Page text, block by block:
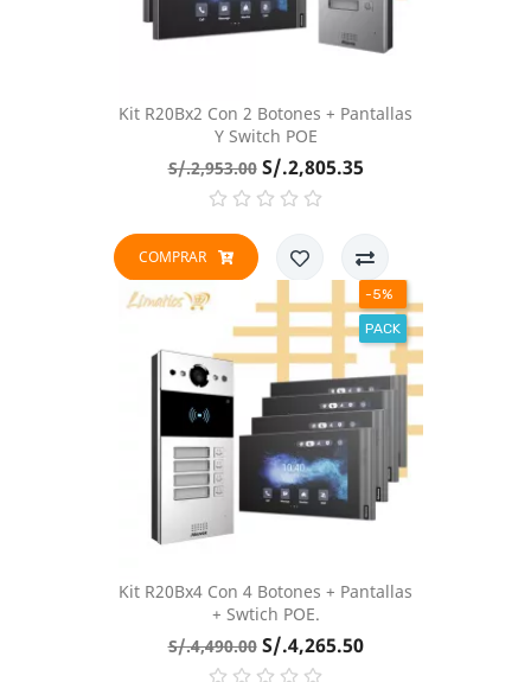
Kit R20Bx2 Con 2 Botones + Pantallas
Y Switch POE
Precio
base
S/.2,953.00 Precio
S/.2,805.35
COMPRAR
Kit R20Bx4 Con 4 Botones + Pantallas
+ Swtich POE.
Precio
base
S/.4,490.00 Precio
S/.4,265.50
-5%
PACK